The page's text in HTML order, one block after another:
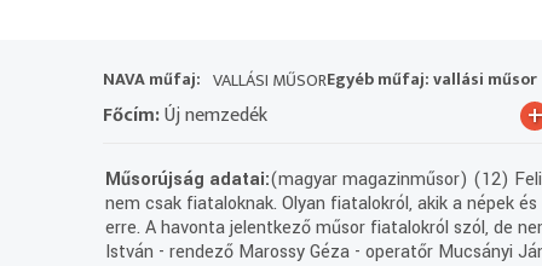
NAVA műfaj: VALLÁSI MŰSOREgyéb műfaj: vallási műsor
Főcím:Új nemzedék +
Műsorújság adatai:(magyar magazinműsor) (12)
nem csak fiataloknak. Olyan fiatalokról, akik a népek
erre. A havonta jelentkező műsor fiatalokról szól, de
István - rendező Marossy Géza - operatőr Mucsányi